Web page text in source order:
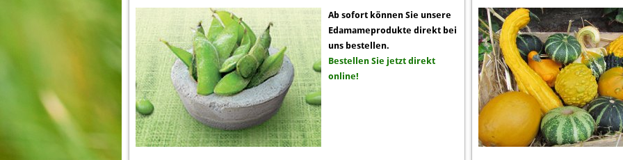
Ab sofort können Sie unsere
Edamameprodukte direkt bei
uns bestellen.
Bestellen Sie jetzt direkt
online!